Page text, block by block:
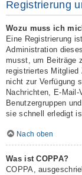
Registrierung
Wozu muss ich
Eine Registrierung
Administration
musst, um Beiträge
registriertes Mitglied
nicht zur Verfügung
Nachrichten, E-
Benutzergruppen
sie schnell erledigt
Nach oben
Was ist COPPA?
COPPA,